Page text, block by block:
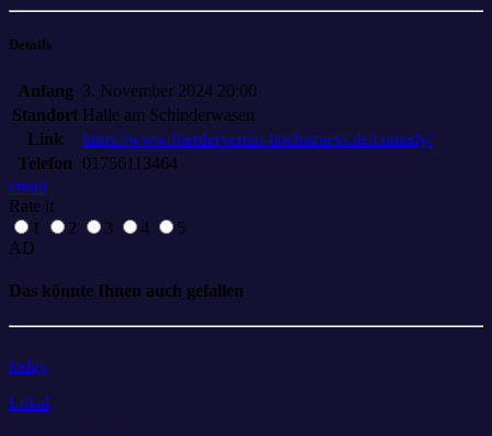
Details
Anfang 3. November 2024 20:00
Standort Halle am Schinderwasen
Link
https://www.foerderverein-hochstraess.de/comedy/
Telefon
01756113464
email
Rate it
1
2 3 4
5
AD
Das könnte Ihnen auch gefallen
today
Lokal